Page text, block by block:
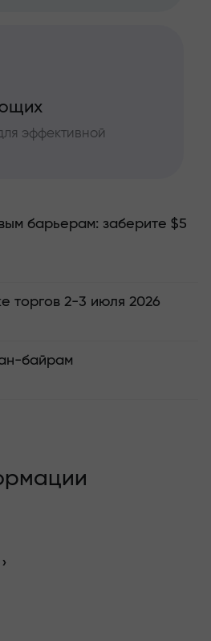
эффективной
барьерам: заберите $5
торгов 2-3 июля 2026
байрам